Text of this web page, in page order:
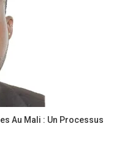
Au Mali : Un Processus